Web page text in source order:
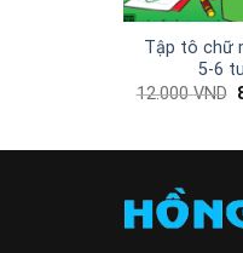
Tập tô chữ
5-6
12.000VND